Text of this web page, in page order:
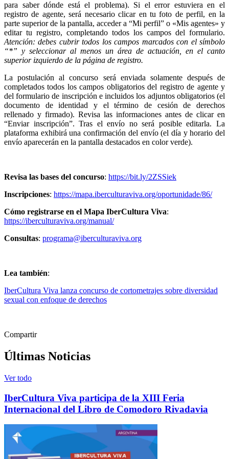
para saber dónde está el problema). Si el error estuviera en el
registro de agente, será necesario clicar en tu foto de perfil, en la
parte superior de la pantalla, acceder a “Mi perfil” o «Mis agentes» y
editar tu registro, completando todos los campos del formulario.
Atención: debes cubrir todos los campos marcados con el símbolo
“*” y seleccionar al menos un área de actuación, en el canto
superior izquierdo de la página de registro.
La postulación al concurso será enviada solamente después de
completados todos los campos obligatorios del registro de agente y
del formulario de inscripción e incluidos los adjuntos obligatorios (el
documento de identidad y el término de cesión de derechos
rellenado y firmado). Revisa las informaciones antes de clicar en
“Enviar inscripción”. Tras el envío no será posible editarla. La
plataforma exhibirá una confirmación del envío (el día y horario del
envío aparecerán en la pantalla destacados en color verde).
Revisa las bases del concurso: https://bit.ly/2ZSSiek
Inscripciones: https://mapa.iberculturaviva.org/oportunidade/86/
Cómo registrarse en el Mapa IberCultura Viva:
https://iberculturaviva.org/manual/
Consultas: programa@iberculturaviva.org
Lea también:
IberCultura Viva lanza concurso de cortometrajes sobre diversidad
sexual con enfoque de derechos
Compartir
Últimas Noticias
Ver todo
IberCultura Viva participa de la XIII Feria
Internacional del Libro de Comodoro Rivadavia